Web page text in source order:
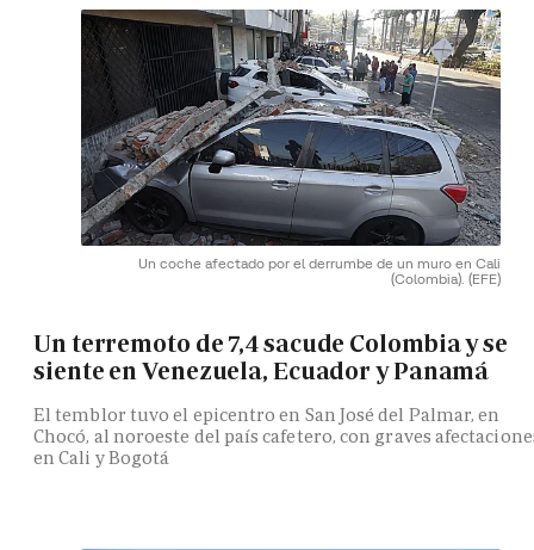
Un coche afectado por el derrumbe de un muro en Cali
(Colombia). (EFE)
Un terremoto de 7,4 sacude Colombia y se
siente en Venezuela, Ecuador y Panamá
El temblor tuvo el epicentro en San José del Palmar, en
Chocó, al noroeste del país cafetero, con graves
en Cali y Bogotá